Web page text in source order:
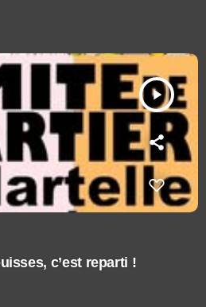
play_arrow
c’est reparti !